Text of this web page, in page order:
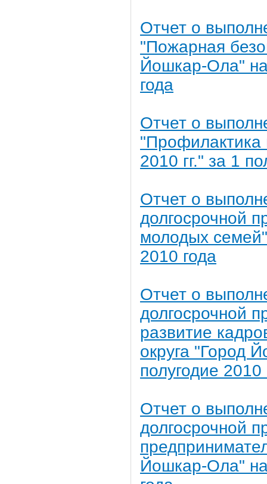
Отчет о
"Пожарная
Йошкар-Ола"
года
Отчет о
"Профилактика
2010 гг." за 1
Отчет о
долгосрочной
молодых
2010 года
Отчет о
долгосрочной
развитие
округа "Город
полугодие 2010
Отчет о
долгосрочной
Йошкар-Ола" на